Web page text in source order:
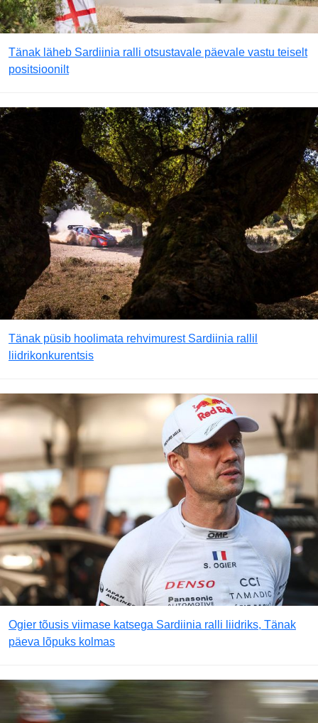
Tänak läheb Sardiinia ralli otsustavale päevale vastu teiselt
positsioonilt
Tänak püsib hoolimata rehvimurest Sardiinia rallil
liidrikonkurentsis
Ogier tõusis viimase katsega Sardiinia ralli liidriks, Tänak
päeva lõpuks kolmas